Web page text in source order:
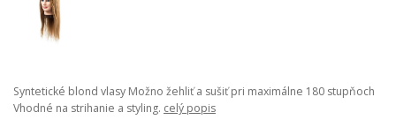
Syntetické blond vlasy Možno žehliť a sušiť pri maximálne 180 stupňoch
Vhodné na strihanie a styling. celý popis